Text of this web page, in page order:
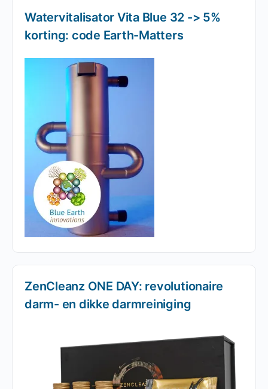
Watervitalisator Vita Blue 32 -> 5%
korting: code Earth-Matters
ZenCleanz ONE DAY: revolutionaire
darm- en dikke darmreiniging